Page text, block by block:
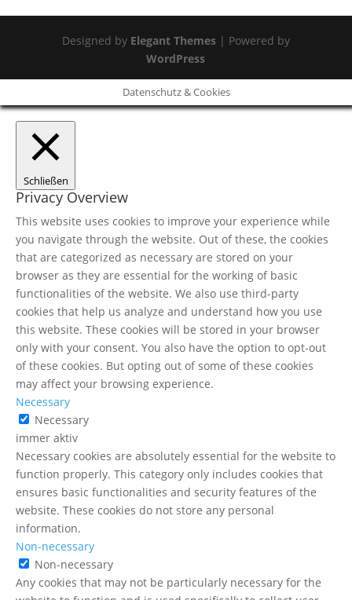
Designed by Elegant Themes| Powered by
WordPress
Datenschutz & Cookies
Schließen
Privacy Overview
This website uses cookies to improve your experience while
you navigate through the website. Out of these, the cookies
that are categorized as necessary are stored on your
browser as they are essential for the working of basic
functionalities of the website. We also use third-party
cookies that help us analyze and understand how you use
this website. These cookies will be stored in your browser
only with your consent. You also have the option to opt-out
of these cookies. But opting out of some of these cookies
may affect your browsing experience.
Necessary
Necessary
immer aktiv
Necessary cookies are absolutely essential for the website to
function properly. This category only includes cookies that
ensures basic functionalities and security features of the
website. These cookies do not store any personal
information.
Non-necessary
Non-necessary
Any cookies that may not be particularly necessary for the